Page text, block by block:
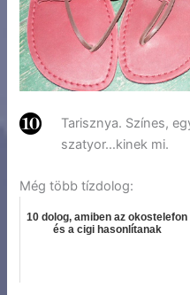
Tarisznya. Színes,
szatyor…kinek mi.
Még több tízdolog:
10 dolog, amiben az okostelefon
és a cigi hasonlítanak